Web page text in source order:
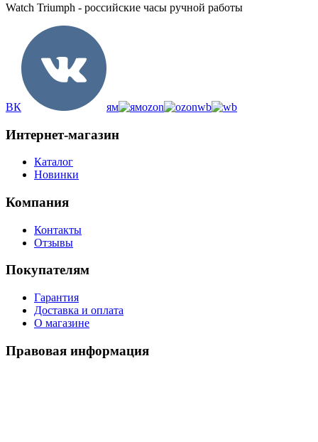
Watch Triumph - российские часы ручной работы
ВК ям ozon wb
Интернет-магазин
Каталог
Новинки
Компания
Контакты
Отзывы
Покупателям
Гарантия
Доставка и оплата
О магазине
Правовая информация